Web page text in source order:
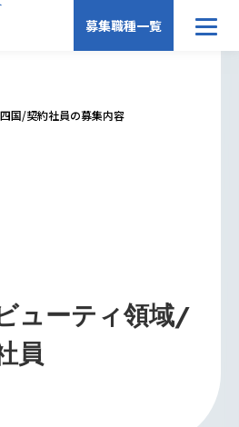
募集職種一覧
募集職種一覧
国/契約社員の募集内容
ューティ領域/
員